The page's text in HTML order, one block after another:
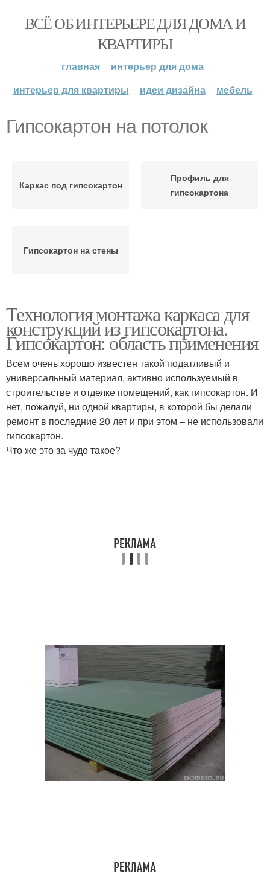
ВСЁ ОБ ИНТЕРЬЕРЕ ДЛЯ ДОМА И
КВАРТИРЫ
главная
интерьер для дома
интерьер для квартиры
идеи дизайна мебель
Гипсокартон на потолок
Каркас под гипсокартон
Профиль для
гипсокартона
Гипсокартон на стены
Технология монтажа каркаса для
конструкций из гипсокартона.
Гипсокартон: область применения
Всем очень хорошо известен такой податливый и
универсальный материал, активно используемый в
строительстве и отделке помещений, как гипсокартон. И
нет, пожалуй, ни одной квартиры, в которой бы делали
ремонт в последние 20 лет и при этом – не использовали
гипсокартон.
Что же это за чудо такое?